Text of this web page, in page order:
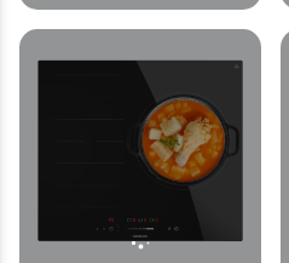
détecteur de casseroles,
Lock.